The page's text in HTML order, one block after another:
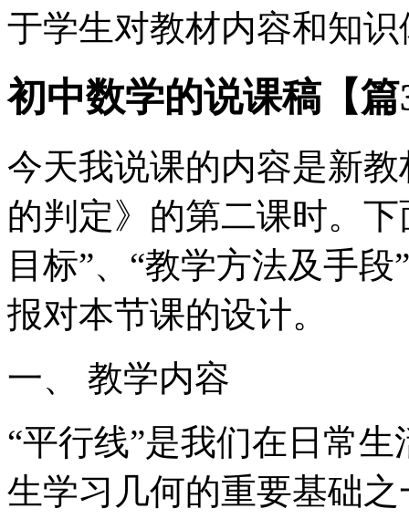
于学生对教材内容和知识
初中数学的说课稿【篇
今天我说课的内容是新
的判定》的第二课时。
目标”、“教学方法及手
报对本节课的设计。
一、 教学内容
“平行线”是我们在日常
生学习几何的重要基础